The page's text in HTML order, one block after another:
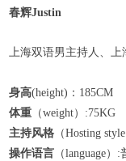
春辉Justin
上海双语男主持人、上
身高(height)：185CM
体重 （weight）:75KG
主持风格 （Hosting
操作语言 （language